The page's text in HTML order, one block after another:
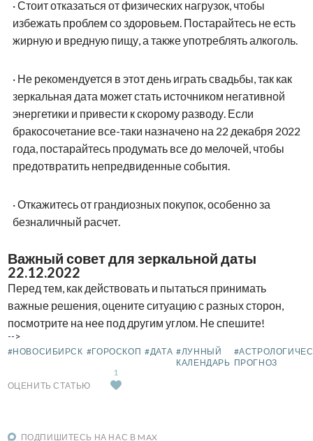
·Стоит отказаться от физических нагрузок, чтобы
избежать проблем со здоровьем. Постарайтесь не есть
жирную и вредную пищу, а также употреблять алкоголь.
· Не рекомендуется в этот день играть свадьбы, так как
зеркальная дата может стать источником негативной
энергетики и привести к скорому разводу. Если
бракосочетание все-таки назначено на 22 декабря 2022
года, постарайтесь продумать все до мелочей, чтобы
предотвратить непредвиденные события.
·Откажитесь от грандиозных покупок, особенно за
безналичный расчет.
Важный совет для зеркальной даты
22.12.2022
Перед тем, как действовать и пытаться принимать
важные решения, оцените ситуацию с разных сторон,
посмотрите на нее под другим углом. Не спешите!
-->
#НОВОСИБИРСК #ГОРОСКОП #ДАТА #ЛУННЫЙ
КАЛЕНДАРЬ ПРОГНОЗ
ОЦЕНИТЬ СТАТЬЮ
1
ПОДПИШИТЕСЬ НА НАС В MAX